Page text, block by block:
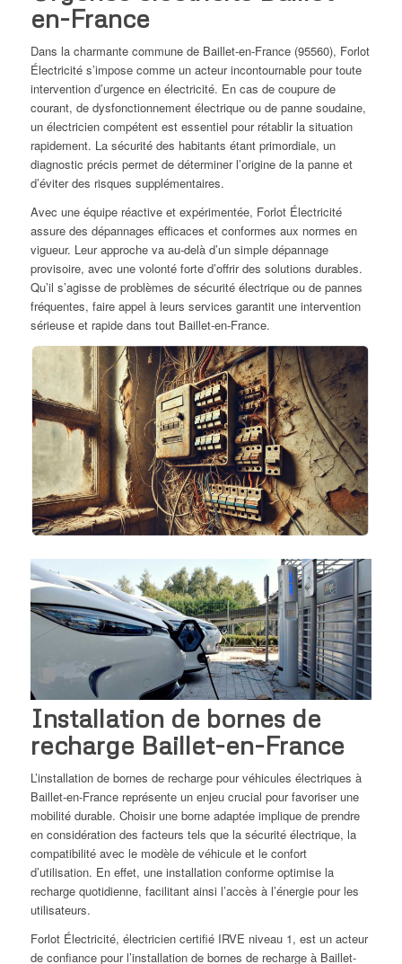
en-France
Dans la charmante commune de Baillet-en-France (95560), Forlot
Électricité s’impose comme un acteur incontournable pour toute
intervention d’urgence en électricité. En cas de coupure de
courant, de dysfonctionnement électrique ou de panne soudaine,
un électricien compétent est essentiel pour rétablir la situation
rapidement. La sécurité des habitants étant primordiale, un
diagnostic précis permet de déterminer l’origine de la panne et
d’éviter des risques supplémentaires.
Avec une équipe réactive et expérimentée, Forlot Électricité
assure des dépannages efficaces et conformes aux normes en
vigueur. Leur approche va au-delà d’un simple dépannage
provisoire, avec une volonté forte d’offrir des solutions durables.
Qu’il s’agisse de problèmes de sécurité électrique ou de pannes
fréquentes, faire appel à leurs services garantit une intervention
sérieuse et rapide dans tout Baillet-en-France.
Installation de bornes de
recharge Baillet-en-France
L’installation de bornes de recharge pour véhicules électriques à
Baillet-en-France représente un enjeu crucial pour favoriser une
mobilité durable. Choisir une borne adaptée implique de prendre
en considération des facteurs tels que la sécurité électrique, la
compatibilité avec le modèle de véhicule et le confort
d’utilisation. En effet, une installation conforme optimise la
recharge quotidienne, facilitant ainsi l’accès à l’énergie pour les
utilisateurs.
Forlot Électricité, électricien certifié IRVE niveau 1, est un acteur
de confiance pour l’installation de bornes de recharge à Baillet-